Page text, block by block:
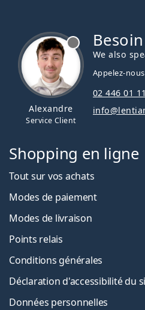
Alexandre
Service Client
We also
Appelez-
02 446 01 11
Shopping en ligne
Tout sur vos achats
Modes de paiement
Modes de livraison
Points relais
Conditions générales
Déclaration d'accessibilité du
Données personnelles